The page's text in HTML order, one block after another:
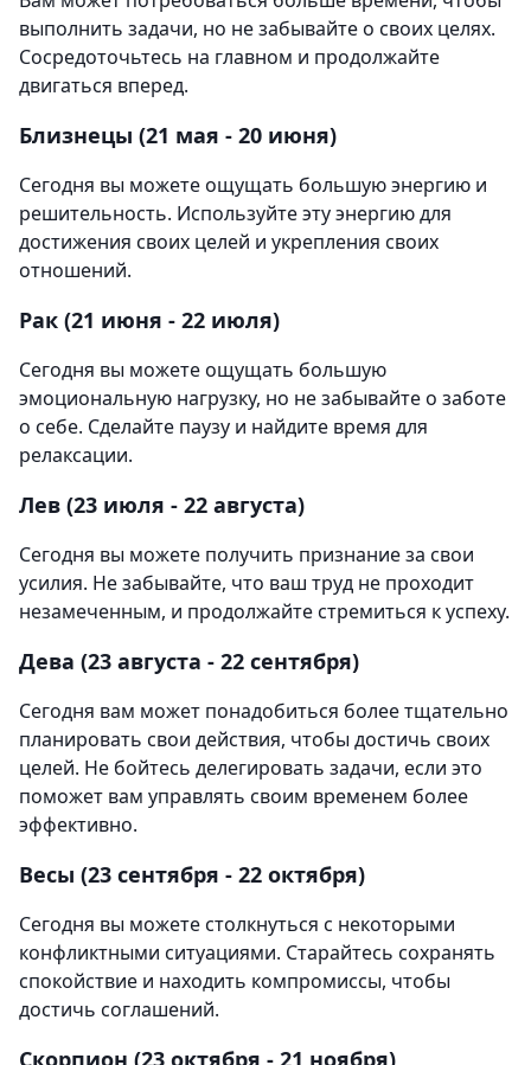
выполнить задачи, но не забывайте о своих целях.
Сосредоточьтесь на главном и продолжайте
двигаться вперед.
Близнецы (21 мая - 20 июня)
Сегодня вы можете ощущать большую энергию и
решительность. Используйте эту энергию для
достижения своих целей и укрепления своих
отношений.
Рак (21 июня - 22 июля)
Сегодня вы можете ощущать большую
эмоциональную нагрузку, но не забывайте о заботе
о себе. Сделайте паузу и найдите время для
релаксации.
Лев (23 июля - 22 августа)
Сегодня вы можете получить признание за свои
усилия. Не забывайте, что ваш труд не проходит
незамеченным, и продолжайте стремиться к успеху.
Дева (23 августа - 22 сентября)
Сегодня вам может понадобиться более тщательно
планировать свои действия, чтобы достичь своих
целей. Не бойтесь делегировать задачи, если это
поможет вам управлять своим временем более
эффективно.
Весы (23 сентября - 22 октября)
Сегодня вы можете столкнуться с некоторыми
конфликтными ситуациями. Старайтесь сохранять
спокойствие и находить компромиссы, чтобы
достичь соглашений.
Скорпион (23 октября - 21 ноября)